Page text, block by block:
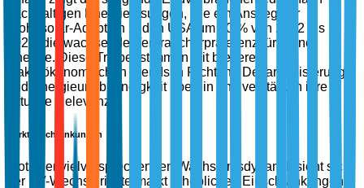
nachhaltigen Energielösungen, wie ein Anstieg der
Wohnsolar-Adoption in den USA um 40 % von 2022 bis
2023, die wachsende Verbraucherpräferenz für grüne
Energie. Diese Treiber stimmen mit breiteren
makroökonomischen Trends in Richtung Dekarbonisierung
und Energieunabhängigkeit überein und verstärken ihre
aktuelle Relevanz.
Marktbeschränkungen
Trotz der vielversprechenden Wachstumsdynamik sieht sich
der PV-Wechselrichtermarkt erheblichen Einschränkungen